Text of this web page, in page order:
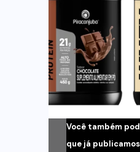
Você também
que já publicamos